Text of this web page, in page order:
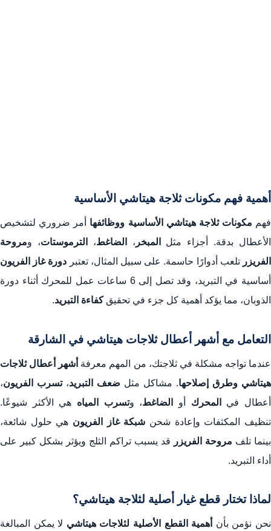
أهمية فهم مكونات ثلاجة هيتاشي الأساسية
فهم مكونات ثلاجة هيتاشي الأساسية ووظائفها أمر ضروري لتشخيص
الأعطال بدقة. أجزاء مثل
المبخر ، الضاغط، الترموستات، ومروحة
الفريزر تلعب أدوارًا حاسمة. على سبيل المثال، تعتبر دورة غاز الفريون
أساسية في التبريد، وقد تصل إلى 6 ساعات عمل للمحرك أثناء دورة
الذوبان، مما يؤكد أهمية كل جزء في تحقيقكفاءة التبريد.
التعامل مع أشهر أعطال ثلاجات هيتاشي في الشارقة
عندما تواجه مشكلة في ثلاجتك، من المهم معرفة أشهر أعطال ثلاجات
هيتاشي وطرق إصلاحها. مشاكل مثل ضعف التبريد،تسرب الفريون،
أعطال في
المحرك أو الضاغط، وتسرب المياه هي الأكثر شيوعًا.
تنظيف المكثفات وإعادة شحن شبكة غاز الفريون هي حلول شائعة،
بينما تلف مروحة الفريزر
قد يسبب تراكم الثلج ويؤثر بشكل كبير على
أداء التبريد.
لماذا تختار قطع غيار أصلية لثلاجة هيتاشي؟
نحن نؤمن بأن أهمية القطع الأصلية لثلاجات هيتاشي لا يمكن المبالغة